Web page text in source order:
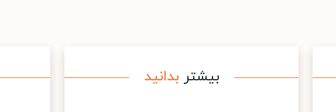
بیشتر بدانید